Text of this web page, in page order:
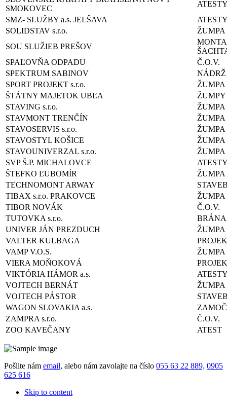
SMOKOVEC
SMZ- SLUŽBY a.s. JELŠAVA
SOLIDSTAV s.r.o.
ŽUMPA
SOU SLUŽIEB PREŠOV
SPAĽOVŇA ODPADU
Č.O.V.
SPEKTRUM SABINOV
NÁDRŽ
SPORT PROJEKT s.r.o.
ŽUMPA
ŠTÁTNY MAJETOK UBĽA
ŽUMPY
STAVING s.r.o.
ŽUMPA
STAVMONT TRENČÍN
ŽUMPA
STAVOSERVIS s.r.o.
ŽUMPA
STAVOSTYL KOŠICE
ŽUMPA
STAVOUNIVERZAL s.r.o.
ŽUMPA
SVP Š.P. MICHALOVCE
ŠTEFKO ĽUBOMÍR
ŽUMPA
TECHNOMONT ARWAY
TIBAX s.r.o. PRAKOVCE
ŽUMPA
TIBOR NOVÁK
Č.O.V.
TUTOVKA s.r.o.
BRÁNA
UNIVER JÁN PREZDUCH
ŽUMPA
VALTER KULBAGA
VAMP V.O.S.
ŽUMPA
VIERA MOŇOKOVÁ
VIKTÓRIA HÁMOR a.s.
VOJTECH BERNÁT
ŽUMPA
VOJTECH PÁSTOR
WAGON SLOVAKIA a.s.
ZAMPRA s.r.o.
Č.O.V.
ZOO KAVEČANY
ATEST
Pošlite nám email, alebo nám zavolajte na číslo 055 63 22 889, 0905
625 616
Skip to content